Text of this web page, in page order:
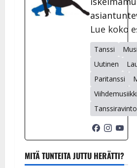
Lue koko
Tanssi
Uutinen
Paritanssi
Viihdemusiikki
MITÄ TUNTEITA JUTTU HERÄTTI?